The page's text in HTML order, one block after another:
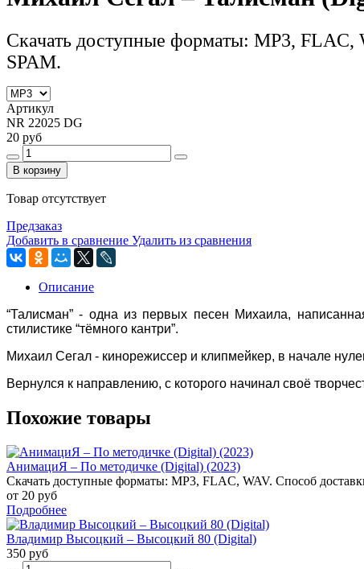
Скачать доступные форматы: MP3,
SPAM.
Артикул
NR 22025 DG
20 руб
В корзину
Товар отсутствует
Предзаказ
Добавить в сравнение Удалить из сравнения
Описание
“Талисман” - одна из первых песен Михаила,
стилистике “тёмного кантри”.
Михаил Сегал - кинорежиссер и клипмейкер, в начале
Вернулся к направлению, с которого начинал своё
Похожие товары
АнимациЯ – По методичке (Digital) (2023)
Скачать доступные форматы: MP3, FLAC, WAV. Способ
от 20 руб
Подробнее
Владимир Высоцкий – Высоцкий 80 (Digital)
350 руб